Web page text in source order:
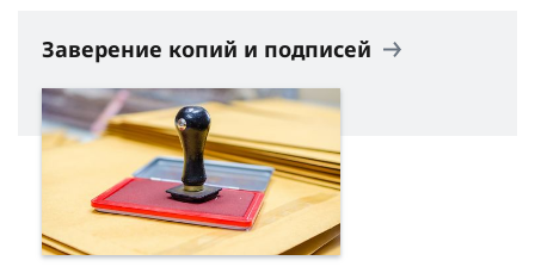
Заверение копий и подписей